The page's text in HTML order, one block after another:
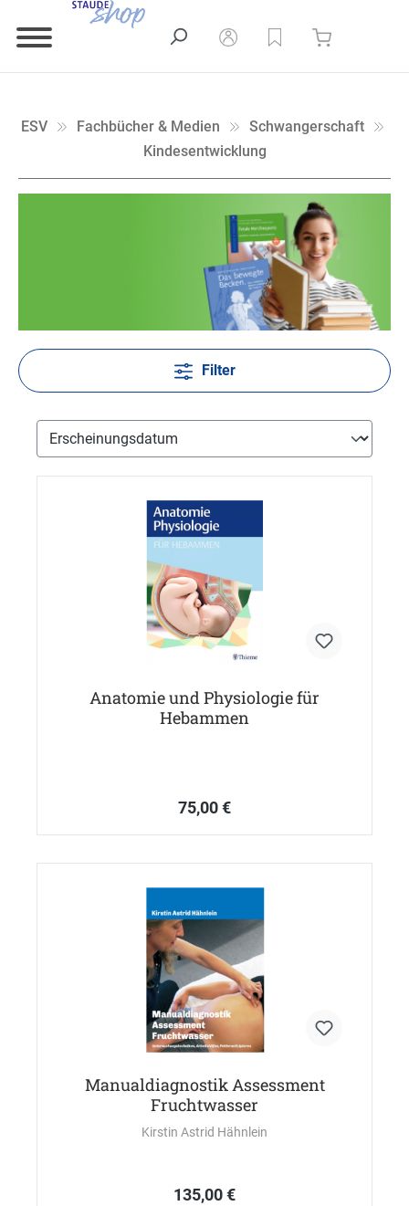
ESV Fachbücher & Medien
Schwangerschaft
Kindesentwicklung
Filter
Anatomie und Physiologie für
Hebammen
75,00 €
Manualdiagnostik Assessment
Fruchtwasser
Kirstin Astrid Hähnlein
135,00 €